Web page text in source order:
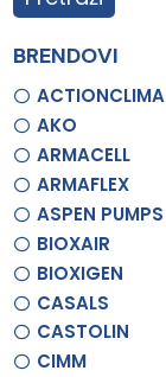
BRENDOVI
ACTIONCLIMA
AKO
ARMACELL
ARMAFLEX
ASPEN PUMPS
BIOXAIR
BIOXIGEN
CASALS
CASTOLIN
CIMM